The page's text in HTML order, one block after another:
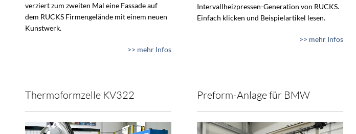
verziert zum zweiten Mal eine Fassade auf
dem RUCKS Firmengelände mit einem neuen
Kunstwerk.
>> mehr Infos
Intervallheizpressen-Generation von RUCKS.
Einfach klicken und Beispielartikel lesen.
>> mehr Infos
Thermoformzelle KV322 Preform-Anlage für BMW